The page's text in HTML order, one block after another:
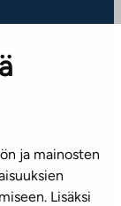
ja mainosten
Lisäksi